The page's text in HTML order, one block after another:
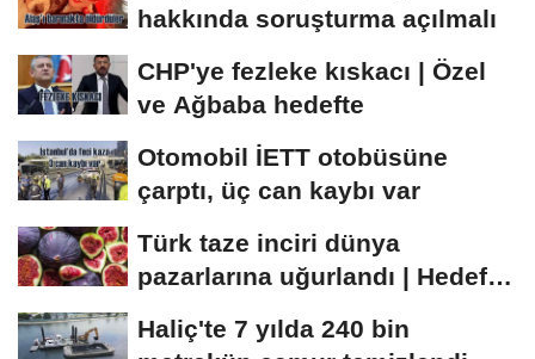
hakkında soruşturma açılmalı
CHP'ye fezleke kıskacı | Özel
ve Ağbaba hedefte
Otomobil İETT otobüsüne
çarptı, üç can kaybı var
Türk taze inciri dünya
pazarlarına uğurlandı | Hedef
Haliç'te 7 yılda 240 bin